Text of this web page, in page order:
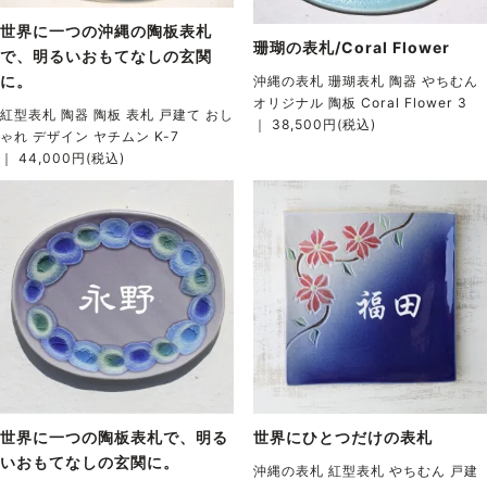
世界に一つの沖縄の陶板表札
で、明るいおもてなしの玄関
に。
紅型表札 陶器 陶板 表札 戸建て おし
ゃれ デザイン ヤチムン K-7
｜ 44,000円(税込)
珊瑚の表札/Coral Flower
沖縄の表札 珊瑚表札 陶器 やちむん
オリジナル 陶板 Coral Flower 3
｜ 38,500円(税込)
世界に一つの陶板表札で、明る
いおもてなしの玄関に。
世界にひとつだけの表札
沖縄の表札 紅型表札 やちむん 戸建